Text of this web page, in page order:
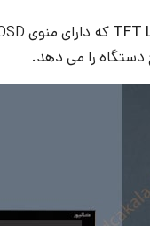
دستگاه را می دهد.